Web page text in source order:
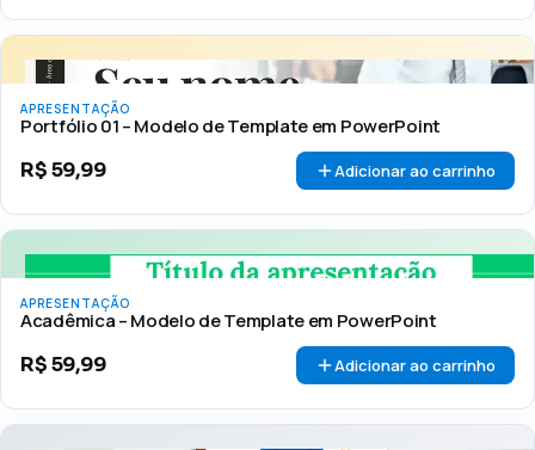
APRESENTAÇÃO
Portfólio 01 – Modelo de Template em PowerPoint
R$59,99 Adicionar ao carrinho
APRESENTAÇÃO
Acadêmica – Modelo de Template em PowerPoint
R$59,99 Adicionar ao carrinho